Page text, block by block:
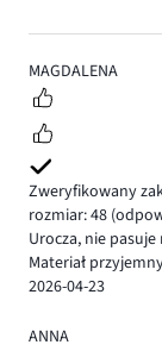
5
MAGDALENA
Zweryfikowany
rozmiar: 48
Urocza, nie
Materiał
2026-04-23
5
ANNA